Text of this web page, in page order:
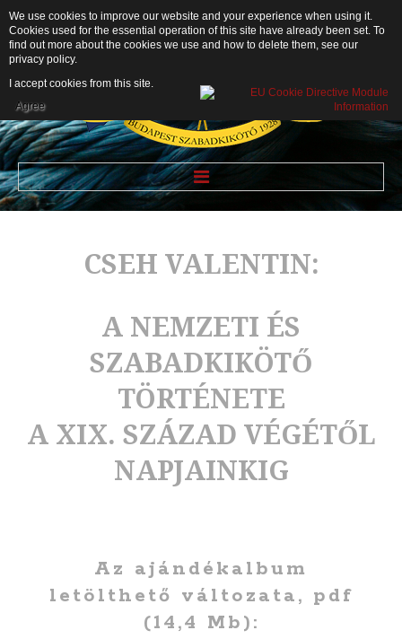
ALBUM
CSEH VALENTIN:
A NEMZETI ÉS
SZABADKIKÖTŐ
TÖRTÉNETE
A XIX. SZÁZAD VÉGÉTŐL
NAPJAINKIG
Az ajándékalbum
letölthető változata, pdf
(14,4 Mb):
We use cookies to improve our website and your experience when using it.
Cookies used for the essential operation of this site have already been set. To
find out more about the cookies we use and how to delete them, see our
privacy policy.
I accept cookies from this site.
Agree